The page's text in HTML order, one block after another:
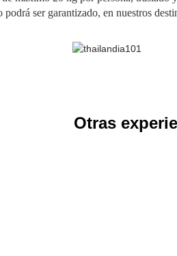
ser garantizado, en nuestros
Otras